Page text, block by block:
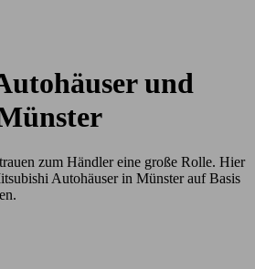
und
zum Händler eine große Rolle. Hier
Autohäuser in Münster auf Basis